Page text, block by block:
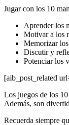
Jugar con los 10
Aprender los
Motivar a los
Memorizar
Discutir y
Potenciar los
[aib_post_related
Los juegos de los
Además, son
Recuerda siempre